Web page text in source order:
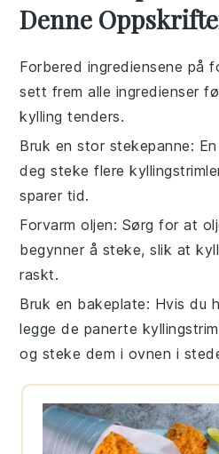
Denne
Forbered ingrediensene på
sett frem alle ingredienser
kylling tenders.
Bruk en stor stekepanne:
deg steke flere
sparer tid.
Forvarm oljen: Sørg for at
begynner å steke, slik at
raskt.
Bruk en bakeplate: Hvis du
legge de panerte
og steke dem i ovnen i